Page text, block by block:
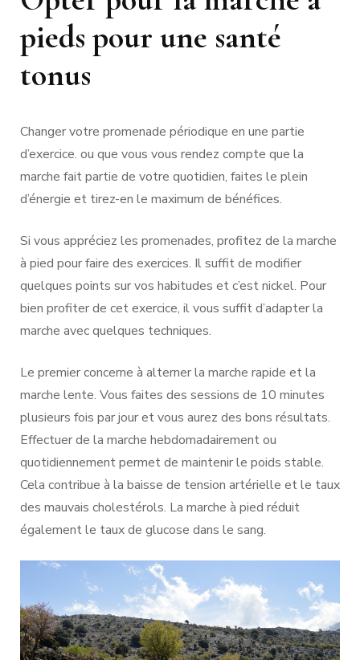
pieds pour une santé
tonus
Changer votre promenade périodique en une partie
d’exercice. ou que vous vous rendez compte que la
marche fait partie de votre quotidien, faites le plein
d’énergie et tirez-en le maximum de bénéfices.
Si vous appréciez les promenades, profitez de la marche
à pied pour faire des exercices. Il suffit de modifier
quelques points sur vos habitudes et c’est nickel. Pour
bien profiter de cet exercice, il vous suffit d’adapter la
marche avec quelques techniques.
Le premier concerne à alterner la marche rapide et la
marche lente. Vous faites des sessions de 10 minutes
plusieurs fois par jour et vous aurez des bons résultats.
Effectuer de la marche hebdomadairement ou
quotidiennement permet de maintenir le poids stable.
Cela contribue à la baisse de tension artérielle et le taux
des mauvais cholestérols. La marche à pied réduit
également le taux de glucose dans le sang.